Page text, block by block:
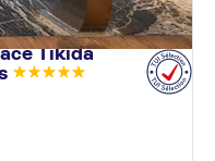
Tikida